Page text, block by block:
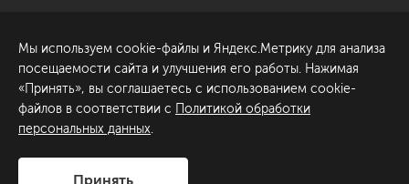
Обсудить проект
ул. Академика Павлова, 6
к1
+7 (812) 200-95-55
Сделано в
Мы используем cookie-файлы и Яндекс.Метрику для анализа
посещаемости сайта и улучшения его работы. Нажимая
«Принять», вы соглашаетесь с использованием cookie-
файлов в соответствии с Политикой обработки
персональных данных.
Принять